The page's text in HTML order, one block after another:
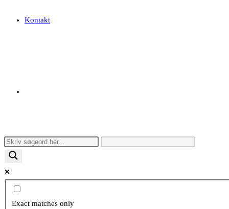
Kontakt
Exact matches only